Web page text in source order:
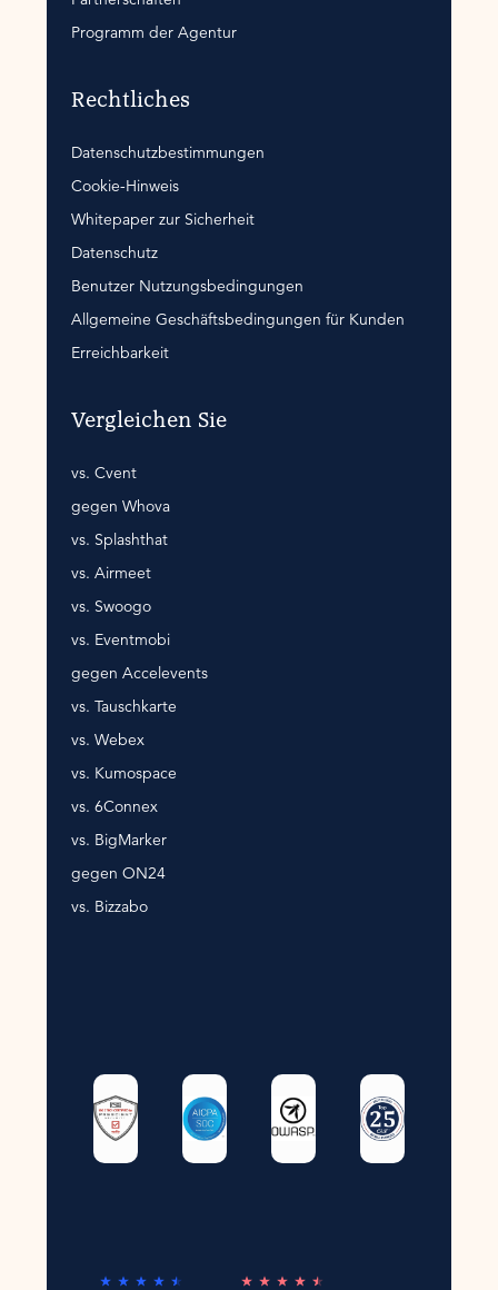
Programm der Agentur
Rechtliches
Datenschutzbestimmungen
Cookie-Hinweis
Whitepaper zur Sicherheit
Datenschutz
Benutzer Nutzungsbedingungen
Allgemeine Geschäftsbedingungen für Kunden
Erreichbarkeit
Vergleichen Sie
vs. Cvent
gegen Whova
vs. Splashthat
vs. Airmeet
vs. Swoogo
vs. Eventmobi
gegen Accelevents
vs. Tauschkarte
vs. Webex
vs. Kumospace
vs. 6Connex
vs. BigMarker
gegen ON24
vs. Bizzabo